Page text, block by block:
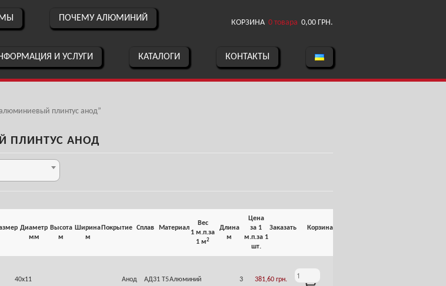
ПОЧЕМУ АЛЮМИНИЙ КОРЗИНА 0 товара 0,00 ГРН.
И УСЛУГИ КАТАЛОГИ КОНТАКТЫ
плинтус анод”
ПЛИНТУС АНОД
Диаметр
мм
Высота
м
Ширина
м
Покрытие Сплав Материал
Вес
1 м.п.за
1 м2
Длина
м
Цена
за 1
м.п.за 1
шт.
ЗаказатьКорзина
40х11 Анод АД31 Т5Алюминий 3 381,60 грн.
ADD